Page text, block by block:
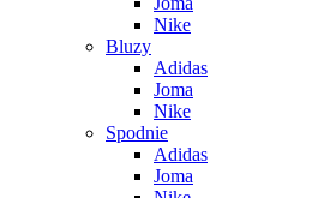
Nike
Bluzy
Adidas
Joma
Nike
Spodnie
Adidas
Joma